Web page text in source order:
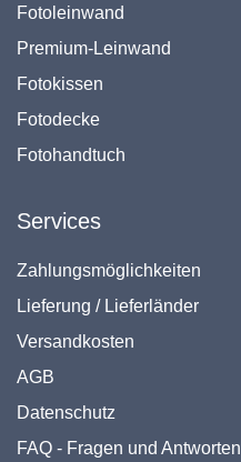
Fotoleinwand
Premium-Leinwand
Fotokissen
Fotodecke
Fotohandtuch
Services
Zahlungsmöglichkeiten
Lieferung / Lieferländer
Versandkosten
AGB
Datenschutz
FAQ - Fragen und Antworten